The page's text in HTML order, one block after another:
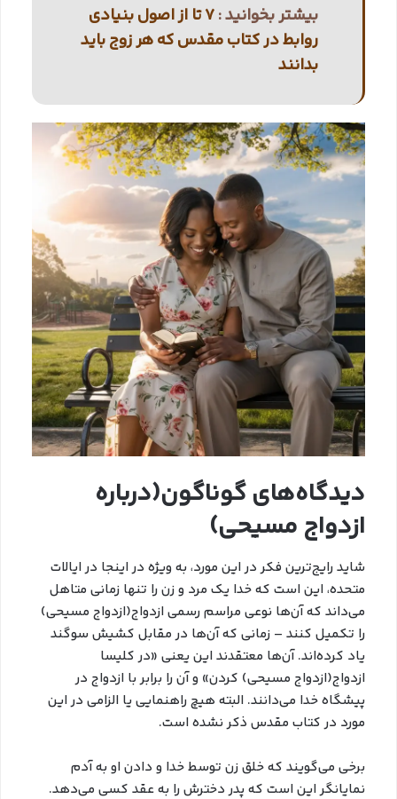
بیشتر بخوانید :
7 تا از اصول بنیادی
روابط در کتاب مقدس که هر زوج باید
بدانند
دیدگاه‌های گوناگون(درباره
ازدواج مسیحی)
شاید رایج‌ترین فکر در این مورد، به ویژه در اینجا در ایالات
متحده، این است که خدا یک مرد و زن را تنها زمانی متاهل
می‌داند که آن‌ها نوعی مراسم رسمی ازدواج(ازدواج مسیحی)
را تکمیل کنند – زمانی که آن‌ها در مقابل کشیش سوگند
یاد کرده‌اند. آن‌ها معتقدند این یعنی «در کلیسا
ازدواج(ازدواج مسیحی) کردن» و آن را برابر با ازدواج در
پیشگاه خدا می‌دانند. البته هیچ راهنمایی یا الزامی در این
مورد در کتاب مقدس ذکر نشده است.
برخی می‌گویند که خلق زن توسط خدا و دادن او به آدم
نمایانگر این است که پدر دخترش را به عقد کسی می‌دهد.